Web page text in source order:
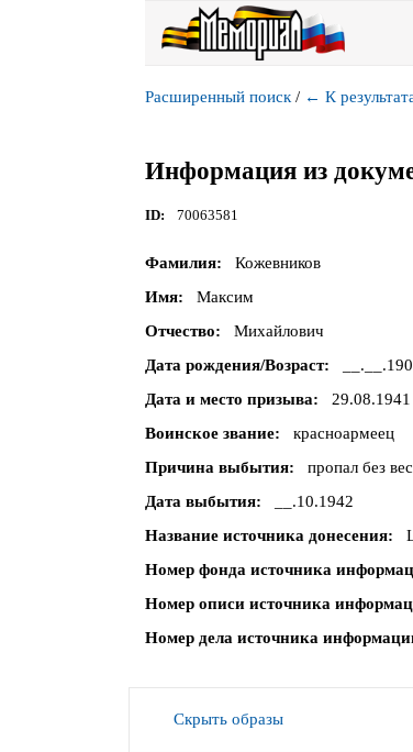
Расширенный поиск / ← К
Информация из
ID 70063581
Фамилия
Кожевников
Имя
Максим
Отчество
Михайлович
Дата рождения/Возраст
Дата и место призыва
Воинское звание
красноармеец
Причина выбытия
пропал без
Дата выбытия
__.10.1942
Название источника донесения
Номер фонда источника
Номер описи источника
Номер дела источника
Скрыть образы